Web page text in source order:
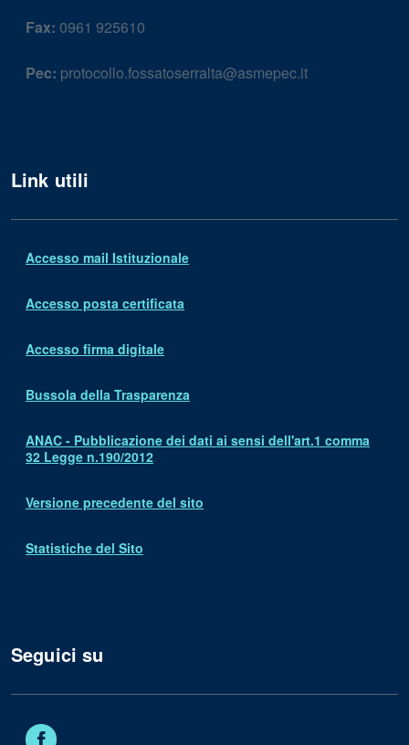
Fax: 0961 925610
Pec: protocollo.fossatoserralta@asmepec.it
Link utili
Accesso mail Istituzionale
Accesso posta certificata
Accesso firma digitale
Bussola della Trasparenza
ANAC - Pubblicazione dei dati ai sensi dell'art.1 comma
32 Legge n.190/2012
Versione precedente del sito
Statistiche del Sito
Seguici su